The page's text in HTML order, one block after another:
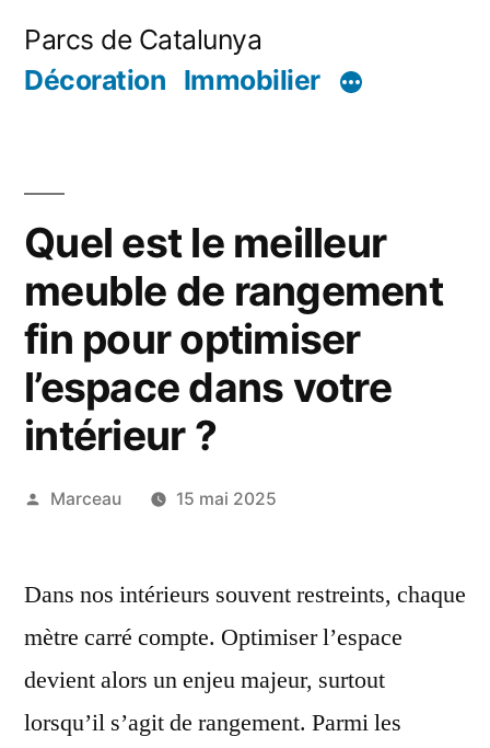
Parcs de Catalunya
Décoration Immobilier
Quel est le meilleur
meuble de rangement
fin pour optimiser
l’espace dans votre
intérieur ?
Publié
Marceau 15 mai 2025
Dans nos intérieurs souvent restreints, chaque
mètre carré compte. Optimiser l’espace
devient alors un enjeu majeur, surtout
lorsqu’il s’agit de rangement. Parmi les